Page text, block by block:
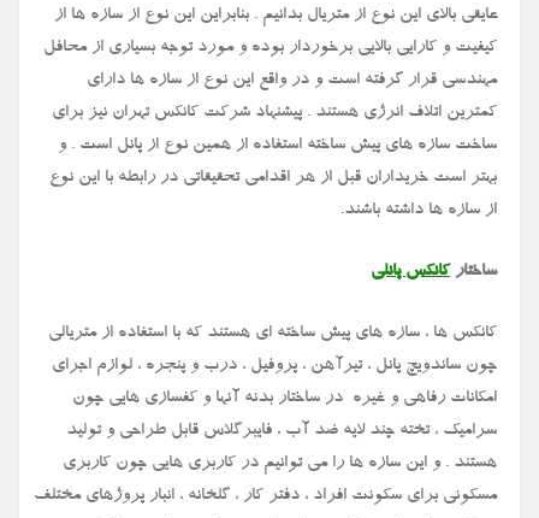
عایقی بالای این نوع از متریال بدانیم . بنابراین این نوع از سازه ها از
کیفیت و کارایی بالایی برخوردار بوده و مورد توجه بسیاری از محافل
مهندسی قرار گرفته است و در واقع این نوع از سازه ها دارای
کمترین اتلاف انرژی هستند . پیشنهاد شرکت کانکس تهران نیز برای
ساخت سازه های پیش ساخته استفاده از همین نوع از پانل است . و
بهتر است خریداران قبل از هر اقدامی تحقیقاتی در رابطه با این نوع
از سازه ها داشته باشند.
ساختار کانکس پانلی
کانکس ها ، سازه های پیش ساخته ای هستند که با استفاده از متریالی
چون ساندویچ پانل ، تیرآهن ، پروفیل ، درب و پنجره ، لوازم اجرای
امکانات رفاهی و غیره در ساختار بدنه آنها و کفسازی هایی چون
سرامیک ، تخته چند لایه ضد آب ، فایبرگلاس قابل طراحی و تولید
هستند . و این سازه ها را می توانیم در کاربری هایی چون کاربری
مسکونی برای سکونت افراد ، دفتر کار ، گلخانه ، انبار پروژهای مختلف